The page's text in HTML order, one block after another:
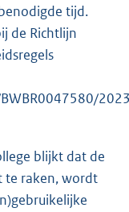
tijd.
de Richtlijn
blijkt dat de
te raken, wordt